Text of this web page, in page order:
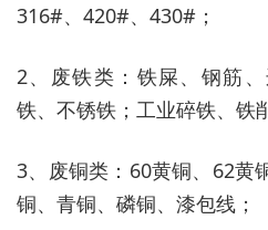
316#、420#、430#；
2、废铁类：铁屎、钢筋
铁、不锈铁；工业碎铁、铁
3、废铜类：60黄铜、62黄
铜、青铜、磷铜、漆包线；